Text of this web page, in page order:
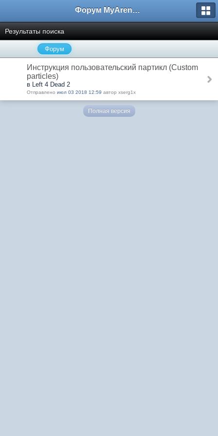
Форум MyArena.ru
Результаты поиска
Форум
Инструкция пользовательский партикл (Custom
particles)
в Left 4 Dead 2
Отправлено июл 03 2018 12:59 автор xserg1x
Полная версия